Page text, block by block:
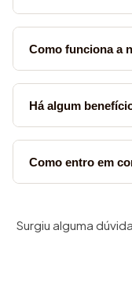
Como funciona a
Há algum
Como entro em
Surgiu alguma